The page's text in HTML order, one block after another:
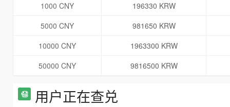
1000 CNY
196330 KRW
5000 CNY
981650 KRW
10000 CNY
1963300 KRW
50000 CNY
9816500 KRW
用户正在查兑